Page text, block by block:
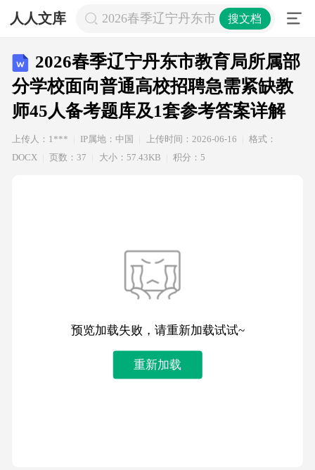
人人文库 2026春季辽宁丹东市教育局所属部分
搜文档
2026春季辽宁丹东市教育局所属部
分学校面向普通高校招聘急需紧缺教
师45人备考题库及1套参考答案详解
上传人：1*** IP属地：中国 上传时间：2026-06-16
格式：
DOCX
页数：37 大小：57.43KB 积分：5
预览加载失败，请重新加载试试~
重新加载